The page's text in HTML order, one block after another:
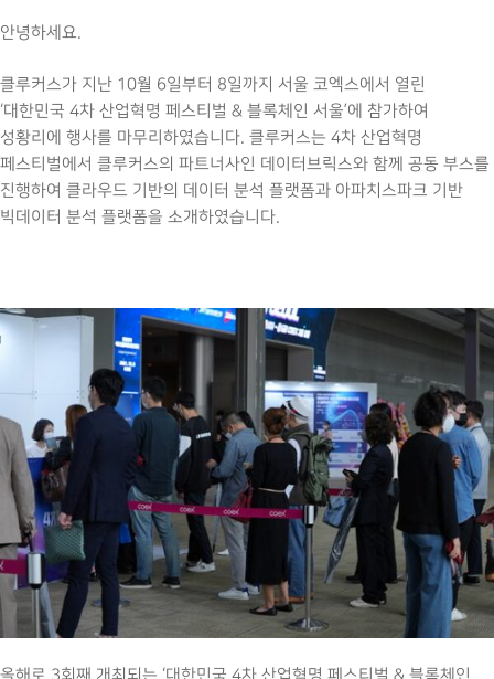
안녕하세요.
클루커스가 지난 10월 6일부터 8일까지 서울 코엑스에서 열린
‘대한민국 4차 산업혁명 페스티벌 & 블록체인 서울’에 참가하여
성황리에 행사를 마무리하였습니다. 클루커스는 4차 산업혁명
페스티벌에서 클루커스의 파트너사인 데이터브릭스와 함께 공동 부스를
진행하여 클라우드 기반의 데이터 분석 플랫폼과 아파치스파크 기반
빅데이터 분석 플랫폼을 소개하였습니다.